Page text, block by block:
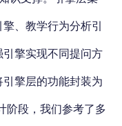
、教学行为分析引
擎实现不同提问方
擎层的功能封装为
阶段，我们参考了多